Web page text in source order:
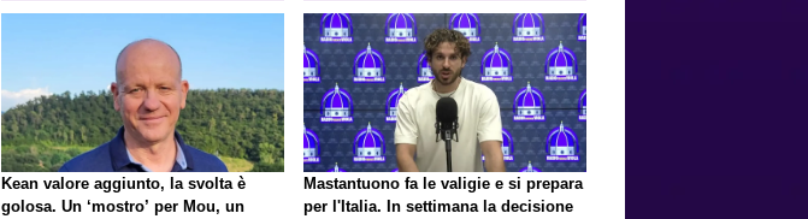
Kean valore aggiunto, la svolta è
golosa. Un ‘mostro’ per Mou, un
Mastantuono fa le valigie e si prepara
per l'Italia. In settimana la decisione